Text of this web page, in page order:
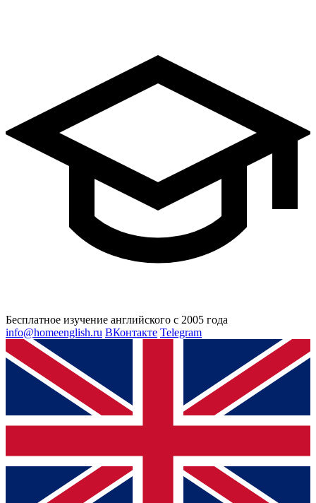
Бесплатное изучение английского с 2005 года
info@homeenglish.ru ВКонтакте Telegram